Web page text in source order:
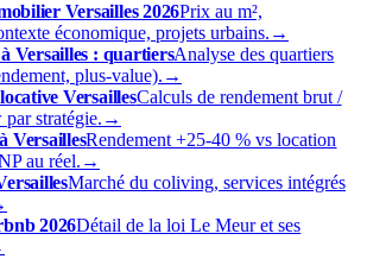
Versailles 2026Prix au m²,
économique, projets urbains. →
Versailles : quartiersAnalyse des quartiers
plus-value). →
VersaillesCalculs de rendement brut /
stratégie. →
VersaillesRendement +25-40 % vs location
au réel. →
Marché du coliving, services intégrés
2026Détail de la loi Le Meur et ses